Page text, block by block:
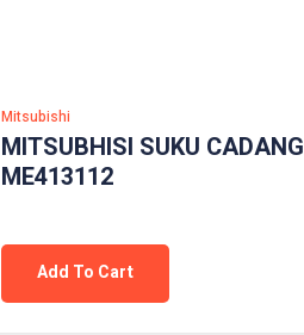
Mitsubishi
MITSUBHISI SUKU CADANG
ME413112
Add To Cart